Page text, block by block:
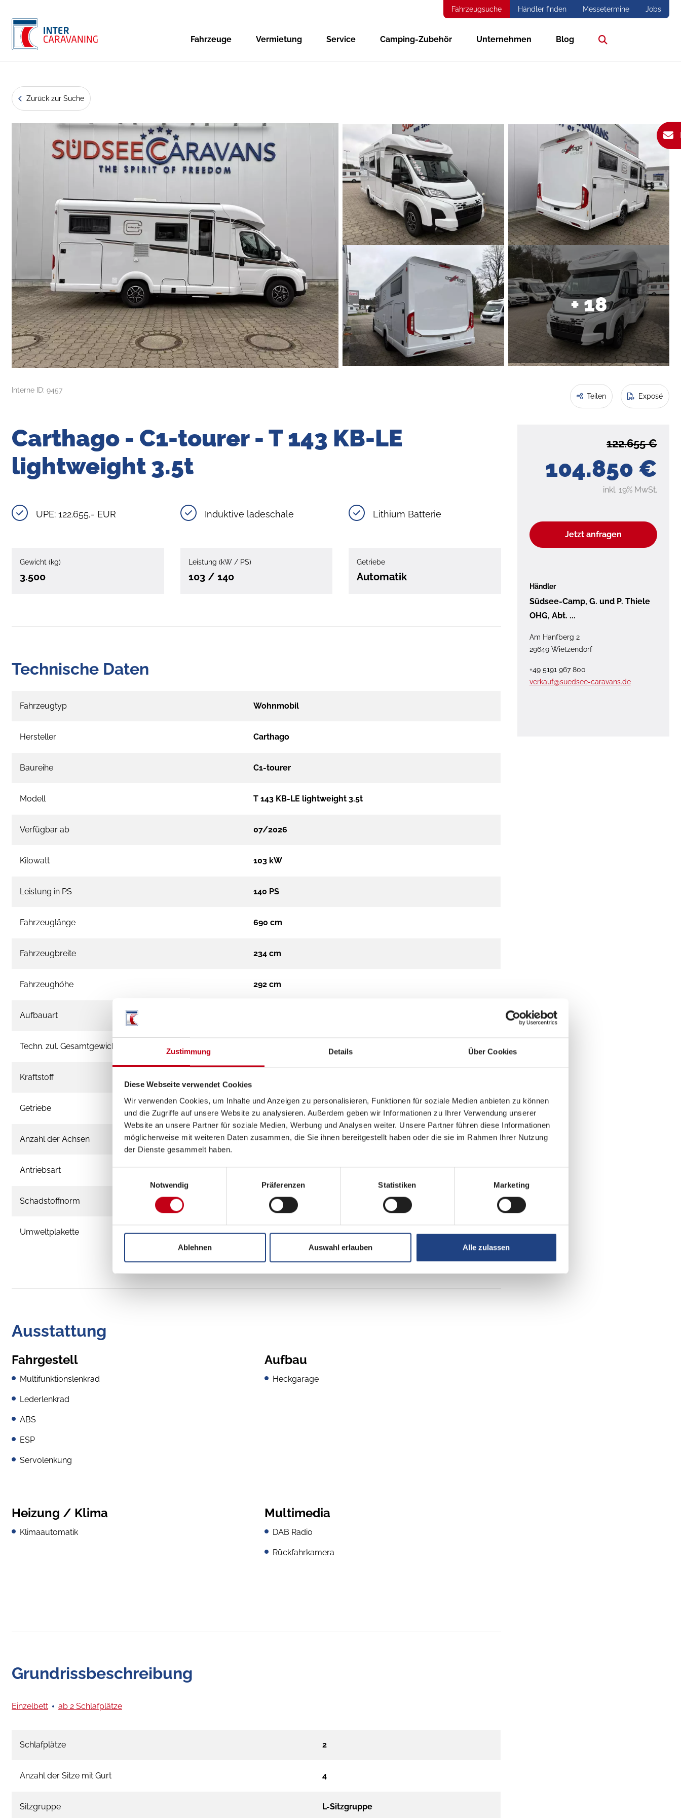
Zustimmung Details Über Cookies
Diese Webseite verwendet Cookies
Wir verwenden Cookies, um Inhalte und Anzeigen zu personalisieren, Funktionen für soziale Medien anbieten zu können
und die Zugriffe auf unsere Website zu analysieren. Außerdem geben wir Informationen zu Ihrer Verwendung unserer
Website an unsere Partner für soziale Medien, Werbung und Analysen weiter. Unsere Partner führen diese Informationen
möglicherweise mit weiteren Daten zusammen, die Sie ihnen bereitgestellt haben oder die sie im Rahmen Ihrer Nutzung
der Dienste gesammelt haben.
Notwendig
Präferenzen Statistiken Marketing
Ablehnen Auswahl erlauben Alle zulassen
Fahrzeugsuche Händler finden Messetermine Jobs
Fahrzeuge Vermietung Service Camping-Zubehör Unternehmen Blog
Zurück zur Suche
+ 18
Interne ID: 9457
Teilen Exposé
104.850 €
122.655 €
inkl. 19% MwSt.
Jetzt anfragen
Händler
Südsee-Camp, G. und P. Thiele
OHG, Abt. ...
Am Hanfberg 2
29649 Wietzendorf
+49 5191 967 800
verkauf@suedsee-caravans.de
Carthago - C1-tourer - T 143 KB-LE
lightweight 3.5t
UPE: 122.655,- EUR Induktive ladeschale Lithium Batterie
Gewicht (kg)
3.500
Leistung (kW / PS)
103 / 140
Getriebe
Automatik
Technische Daten
Fahrzeugtyp Wohnmobil
Hersteller Carthago
Baureihe C1-tourer
Modell T 143 KB-LE lightweight 3.5t
Verfügbar ab 07/2026
Kilowatt 103 kW
Leistung in PS 140 PS
Fahrzeuglänge 690 cm
Fahrzeugbreite 234 cm
Fahrzeughöhe 292 cm
Aufbauart
Techn. zul. Gesamtgewicht
Kraftstoff
Getriebe Automatik
Anzahl der Achsen 1
Antriebsart Frontantrieb
Schadstoffnorm Euro 6e
Umweltplakette grün
Ausstattung
Fahrgestell
Multifunktionslenkrad
Lederlenkrad
ABS
ESP
Servolenkung
Aufbau
Heckgarage
Heizung / Klima
Klimaautomatik
Multimedia
DAB Radio
Rückfahrkamera
Grundrissbeschreibung
Einzelbett ab 2 Schlafplätze
Schlafplätze 2
Anzahl der Sitze mit Gurt 4
Sitzgruppe L-Sitzgruppe